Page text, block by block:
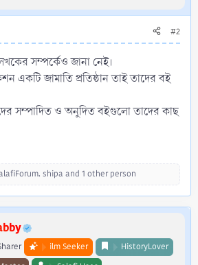
#2
সম্পর্কেও জানা নেই।
একটি জামাতি প্রতিষ্ঠান তাই তাদের বই
সম্পাদিত ও অনুদিত বইগুলো তাদের কাছ
, shipa and 1 other person
ilm Seeker
HistoryLover